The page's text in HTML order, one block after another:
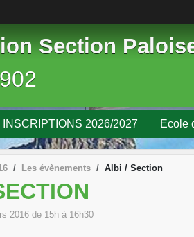
Section
INSCRIPTIONS 2026/2027 Ecole
Les évènements Albi / Section
2016 de 15h à 16h30